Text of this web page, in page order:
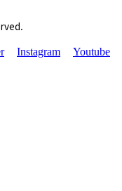
Instagram Youtube